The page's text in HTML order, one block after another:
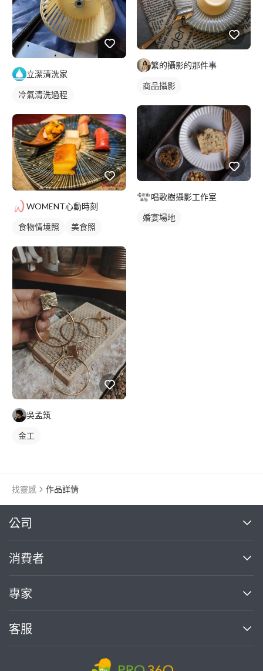
立潔清洗家
冷氣清洗過程
WOMENT心動時刻
食物情境照 美食照
吳孟筑
金工
繁的攝影的那件事
商品攝影
唱歌樹攝影工作室
婚宴場地
找靈感 作品詳情
公司
關於我們
部落格
加入我們
消費者
買服務
熱門服務
專家
案件中心
客服
繼續完成